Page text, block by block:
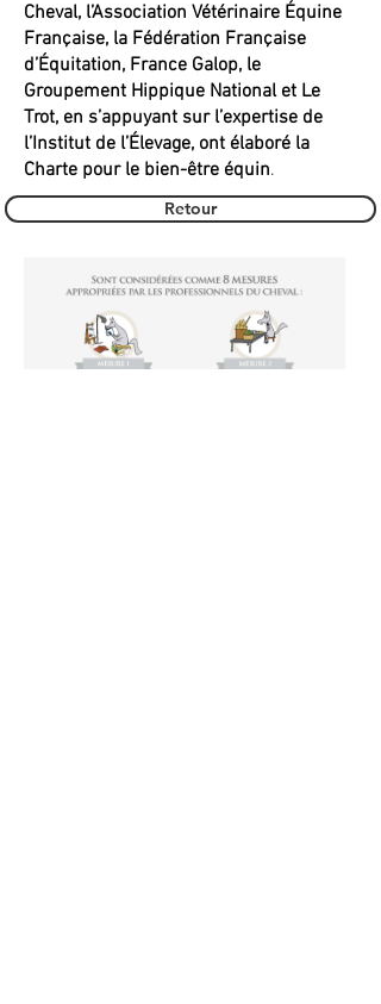
Cheval, l’Association Vétérinaire Équine
Française, la Fédération Française
d’Équitation, France Galop, le
Groupement Hippique National et Le
Trot, en s’appuyant sur l’expertise de
l’Institut de l’Élevage, ont élaboré la
Charte pour le bien-être équin.
Retour